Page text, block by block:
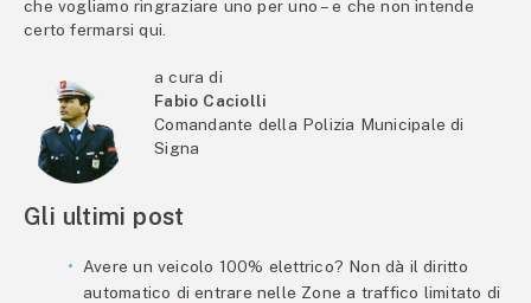
che vogliamo ringraziare uno per uno – e che non intende
certo fermarsi qui.
a cura di
Fabio Caciolli
Comandante della Polizia Municipale di
Signa
Gli ultimi post
Avere un veicolo 100% elettrico? Non dà il diritto
automatico di entrare nelle Zone a traffico limitato di